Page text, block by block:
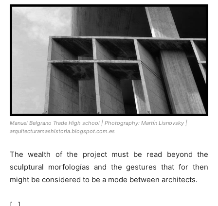
Manuel Belgrano Trade High school | Photography: Martín Lisnovsky |
arquitecturamashistoria.blogspot.com.es
The wealth of the project must be read beyond the
sculptural morfologías and the gestures that for then
might be considered to be a mode between architects.